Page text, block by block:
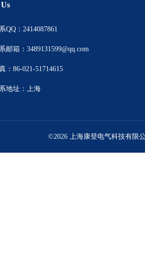
QQ：2414087861
邮箱：3489131599@qq.com
：86-021-51714615
地址：上海
©2026 上海康登电气科技有限